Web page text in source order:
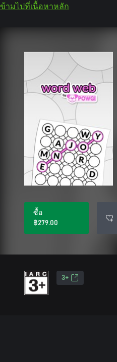
ข้ามไปที่เนื้อหาหลัก
ซื้อ
฿279.00
3+